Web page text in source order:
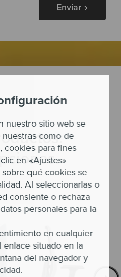
nuestro sitio web se
como de
cookies para fines
en «Ajustes»
qué cookies se
Al seleccionarlas o
consiente o rechaza
personales para la
en cualquier
situado en la
del navegador y
Enviar